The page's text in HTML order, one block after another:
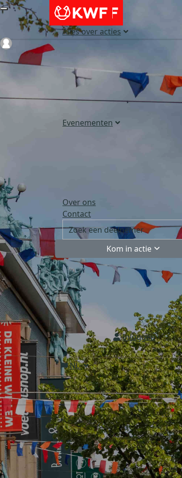
Alles over acties
Evenementen
Over ons
Contact
Kom in actie
Inloggen
NL
Login